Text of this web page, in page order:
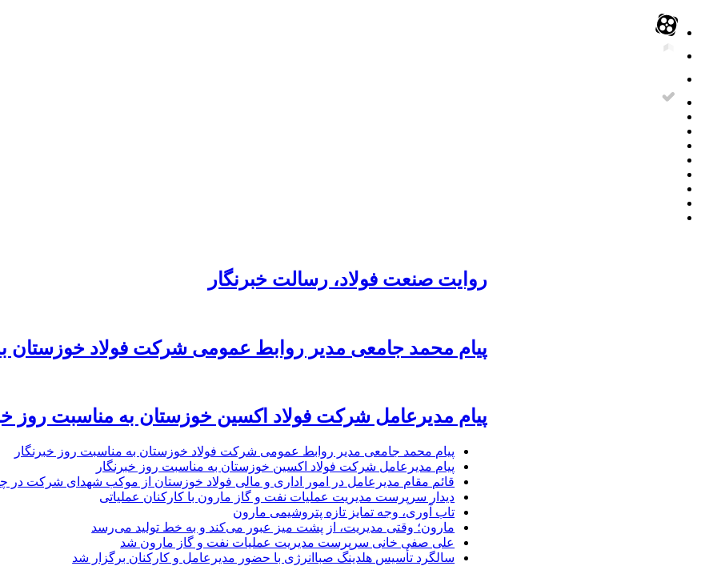
روایت صنعت فولاد،‌ رسالت خبرنگار
پیام محمد جامعی مدیر روابط عمومی شرکت فولاد خوزستان
پیام مدیرعامل شرکت فولاد اکسین خوزستان به مناسبت روز
پیام محمد جامعی مدیر روابط عمومی شرکت فولاد خوزستان به مناسبت روز خبرنگار
پیام مدیرعامل شرکت فولاد اکسین خوزستان به مناسبت روز خبرنگار
قائم مقام مدیرعامل در امور اداری و مالی فولاد خوزستان از موکب شهدای شرکت در
دیدار سرپرست مدیریت عملیات نفت و گاز مارون با کارکنان عملیاتی
تاب آوری، وجه تمایز تازه پتروشیمی مارون
مارون؛ وقتی مدیریت، از پشت میز عبور می‌کند و به خط تولید می‌رسد
علی صفی خانی سرپرست مدیریت عملیات نفت و گاز مارون شد
سالگرد تأسیس هلدینگ صباانرژی با حضور مدیرعامل و کارکنان برگزار شد